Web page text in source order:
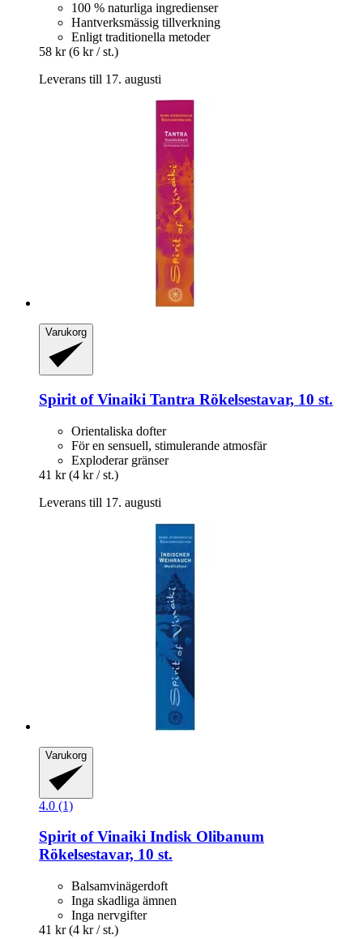
100 % naturliga ingredienser
Hantverksmässig tillverkning
Enligt traditionella metoder
58 kr (6 kr / st.)
Leverans till 17. augusti
Varukorg
Spirit of Vinaiki Tantra Rökelsestavar, 10 st.
Orientaliska dofter
För en sensuell, stimulerande atmosfär
Exploderar gränser
41 kr (4 kr / st.)
Leverans till 17. augusti
Varukorg
4.0 (1)
Spirit of Vinaiki Indisk Olibanum
Rökelsestavar, 10 st.
Balsamvinägerdoft
Inga skadliga ämnen
Inga nervgifter
41 kr (4 kr / st.)